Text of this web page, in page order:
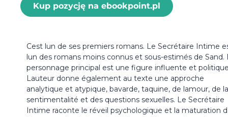
Kup pozycję na ebookpoint.pl
Cest lun de ses premiers romans. Le Secrétaire Intime
lun des romans moins connus et sous-estimés de Sand.
personnage principal est une figure influente et
Lauteur donne également au texte une approche
analytique et atypique, bavarde, taquine, de lamour, de la
sentimentalité et des questions sexuelles. Le Secrétaire
Intime raconte le réveil psychologique et la maturation